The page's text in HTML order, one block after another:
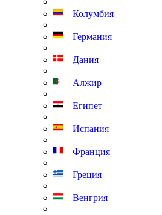
Колумбия
Германия
Дания
Алжир
Египет
Испания
Франция
Греция
Венгрия